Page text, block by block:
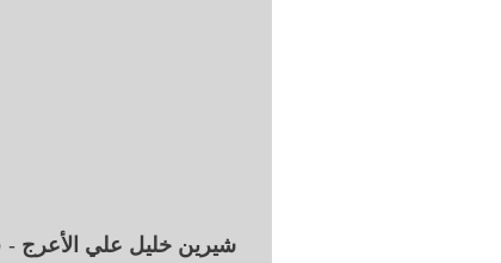
شيرين خليل علي الأعرج -